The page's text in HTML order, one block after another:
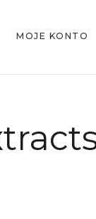
MOJE KONTO